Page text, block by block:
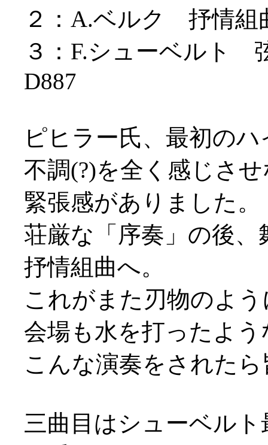
２：A.ベルク 抒情組
３：F.シューベルト
D887
ピヒラー氏、最初の
不調(?)を全く感じさ
緊張感がありました。
荘厳な「序奏」の後
抒情組曲へ。
これがまた刃物のよ
会場も水を打ったよ
こんな演奏をされた
三曲目はシューベル